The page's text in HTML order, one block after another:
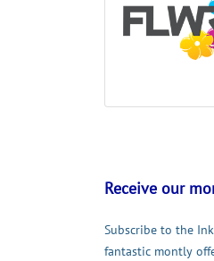
Receive our
Subscribe to the
fantastic montly